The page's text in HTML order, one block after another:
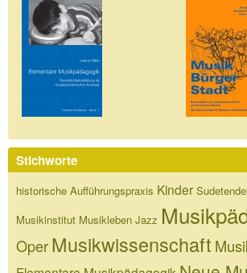
Stichworte
historische Aufführungspraxis Kinder
Musikinstitut Musikleben Jazz
OperMusikwissenschaft